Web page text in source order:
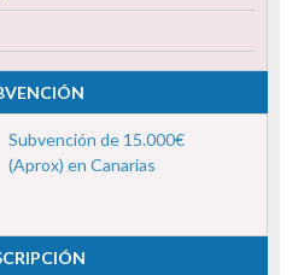
Subvención de 15.000€
(Aprox) en Canarias